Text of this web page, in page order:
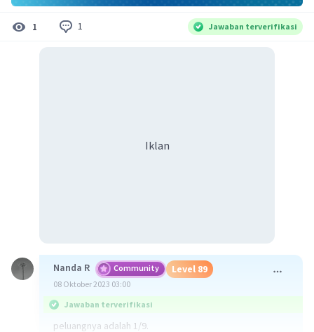
1 1 Jawaban terverifikasi
Iklan
Nanda R Community Level 89
08 Oktober 2023 03:00
Jawaban terverifikasi
peluangnya adalah 1/9.